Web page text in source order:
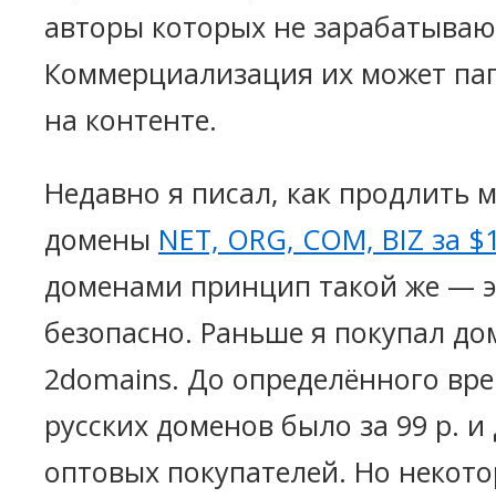
авторы которых не
Коммерциализация их может
на контенте.
Недавно я писал, как продлить
домены NET, ORG, COM, BIZ за
доменами принцип такой же —
безопасно. Раньше я покупал
2domains. До определённого
русских доменов было за 99 р.
оптовых покупателей. Но